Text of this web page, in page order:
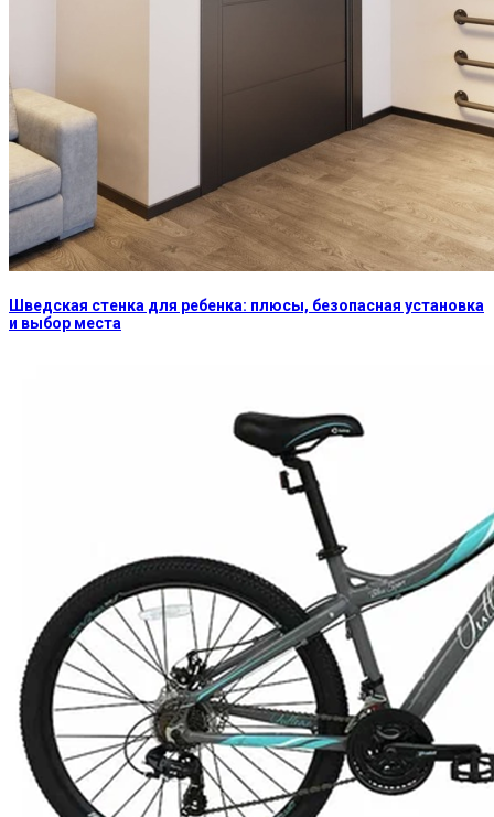
Шведская стенка для ребенка: плюсы, безопасная установка
и выбор места